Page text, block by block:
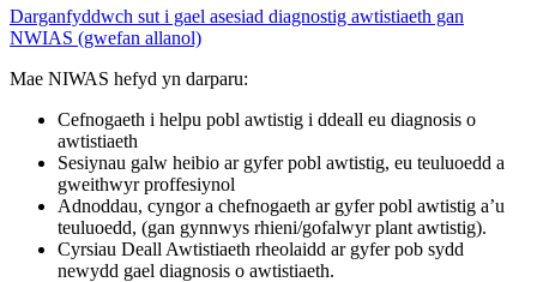
Darganfyddwch sut i gael asesiad diagnostig awtistiaeth gan
NWIAS (gwefan allanol)
Mae NIWAS hefyd yn darparu:
Cefnogaeth i helpu pobl awtistig i ddeall eu diagnosis o
awtistiaeth
Sesiynau galw heibio ar gyfer pobl awtistig, eu teuluoedd a
gweithwyr proffesiynol
Adnoddau, cyngor a chefnogaeth ar gyfer pobl awtistig a’u
teuluoedd, (gan gynnwys rhieni/gofalwyr plant awtistig).
Cyrsiau Deall Awtistiaeth rheolaidd ar gyfer pob sydd
newydd gael diagnosis o awtistiaeth.